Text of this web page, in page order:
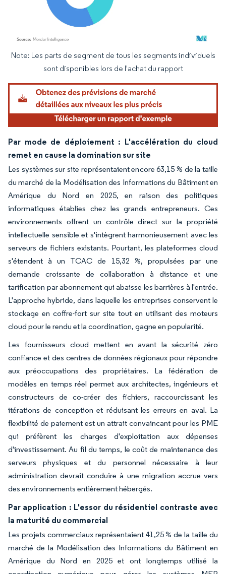
Image © Mordor Intelligence. La réutilisation nécessite une attribution sous CC BY
Note: Les parts de segment de tous les segments individuels
sont disponibles lors de l'achat du rapport
Par mode de déploiement : L'accélération du cloud
remet en cause la domination sur site
Les systèmes sur site représentaient encore 63,15 % de la taille
du marché de la Modélisation des Informations du Bâtiment en
Amérique du Nord en 2025, en raison des politiques
informatiques établies chez les grands entrepreneurs. Ces
environnements offrent un contrôle direct sur la propriété
intellectuelle sensible et s'intègrent harmonieusement avec les
serveurs de fichiers existants. Pourtant, les plateformes cloud
s'étendent à un TCAC de 15,32 %, propulsées par une
demande croissante de collaboration à distance et une
tarification par abonnement qui abaisse les barrières à l'entrée.
L'approche hybride, dans laquelle les entreprises conservent le
stockage en coffre-fort sur site tout en utilisant des moteurs
cloud pour le rendu et la coordination, gagne en popularité.
Les fournisseurs cloud mettent en avant la sécurité zéro
confiance et des centres de données régionaux pour répondre
aux préoccupations des propriétaires. La fédération de
modèles en temps réel permet aux architectes, ingénieurs et
constructeurs de co-créer des fichiers, raccourcissant les
itérations de conception et réduisant les erreurs en aval. La
flexibilité de paiement est un attrait convaincant pour les PME
qui préfèrent les charges d'exploitation aux dépenses
d'investissement. Au fil du temps, le coût de maintenance des
serveurs physiques et du personnel nécessaire à leur
administration devrait conduire à une migration accrue vers
des environnements entièrement hébergés.
Par application : L'essor du résidentiel contraste avec
la maturité du commercial
Les projets commerciaux représentaient 41,25 % de la taille du
marché de la Modélisation des Informations du Bâtiment en
Amérique du Nord en 2025 et ont longtemps utilisé la